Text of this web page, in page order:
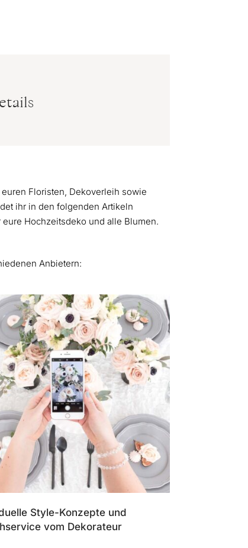
Floristen, Dekoverleih sowie
ihr in den folgenden Artikeln
Hochzeitsdeko und alle Blumen.
Anbietern:
Style-Konzepte und
vom Dekorateur